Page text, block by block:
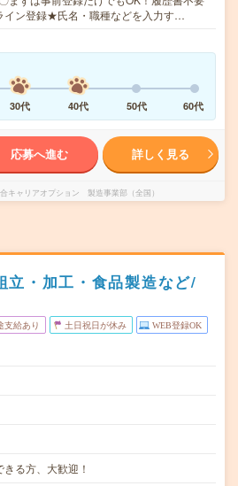
イン登録★氏名・職種などを入力す…
30代 40代 50代 60代
応募へ進む 詳しく見る
キャリアオプション 製造事業部（全国）
立・加工・食品製造など/
支給あり 土日祝日が休み WEB登録OK
る方、大歓迎！